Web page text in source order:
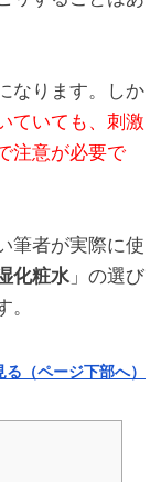
なります。しか
ていても、刺激
注意が必要で
筆者が実際に使
化粧水 」の選び
（ページ下部へ）